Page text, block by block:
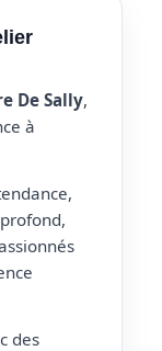
De Sally,
à
des